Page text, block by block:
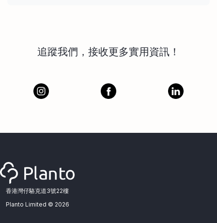
追蹤我們，接收更多實用資訊！
香港灣仔駱克道3號22樓
Planto Limited © 2026